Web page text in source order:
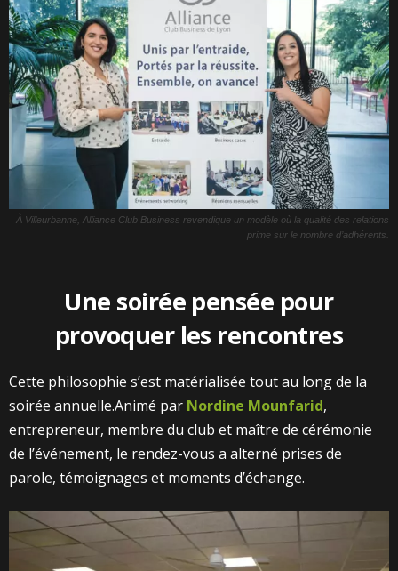
À Villeurbanne, Alliance Club Business revendique un modèle où la qualité des relations
prime sur le nombre d’adhérents.
Une soirée pensée pour
provoquer les rencontres
Cette philosophie s’est matérialisée tout au long de la
soirée annuelle.Animé par Nordine Mounfarid,
entrepreneur, membre du club et maître de cérémonie
de l’événement, le rendez-vous a alterné prises de
parole, témoignages et moments d’échange.